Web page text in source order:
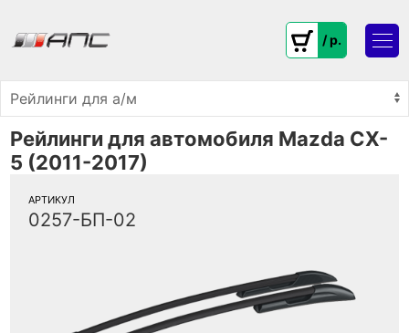
/ p.
Рейлинги для автомобиля Mazda CX-
5 (2011-2017)
АРТИКУЛ
0257-БП-02